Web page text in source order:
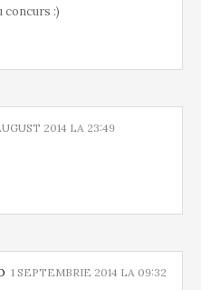
:)
2014 LA 23:49
1 SEPTEMBRIE 2014 LA 09:32